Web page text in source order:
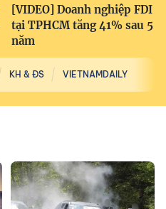
[VIDEO] Doanh nghiệp FDI
tại TPHCM tăng 41% sau 5
năm
KH & ĐS VIETNAMDAILY